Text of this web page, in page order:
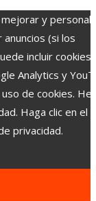
y
(si los
incluir cookies
Analytics y
de cookies.
Haga clic en el
privacidad.